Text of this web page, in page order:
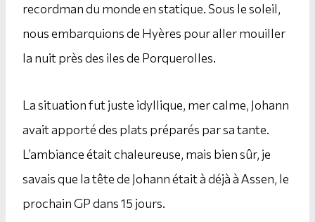
recordman du monde en statique. Sous le soleil,
nous embarquions de Hyères pour aller mouiller
la nuit près des iles de Porquerolles.
La situation fut juste idyllique, mer calme, Johann
avait apporté des plats préparés par sa tante.
L’ambiance était chaleureuse, mais bien sûr, je
savais que la tête de Johann était à déjà à Assen, le
prochain GP dans 15 jours.